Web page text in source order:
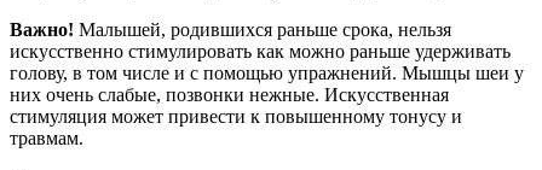
Важно! Малышей, родившихся раньше срока, нельзя
искусственно стимулировать как можно раньше удерживать
голову, в том числе и с помощью упражнений. Мышцы шеи у
них очень слабые, позвонки нежные. Искусственная
стимуляция может привести к повышенному тонусу и
травмам.